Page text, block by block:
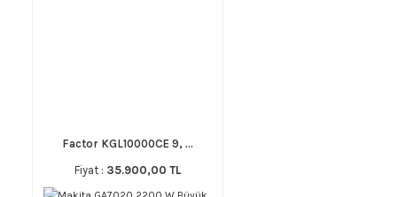
Factor KGL10000CE 9, ...
Fiyat : 35.900,00 TL